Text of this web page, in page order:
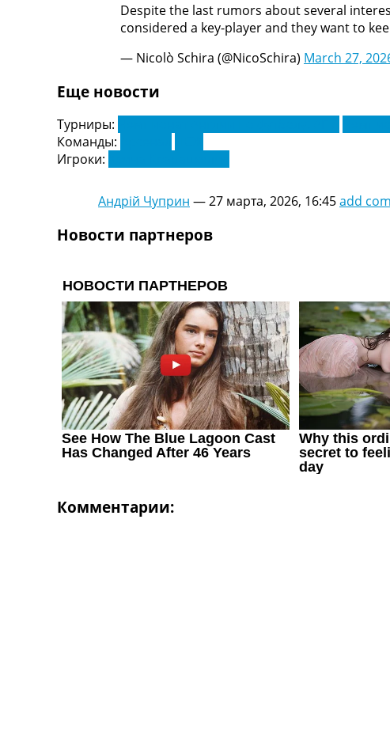
Англия. Премьер Лига
Испания. Ла Лига
Другие Турниры >>>
Таблицы
Таблицы групп Чемпионата Мира
Украина. Премьер-Лига
Украина. Первая Лига
Лига Чемпионов. Таблицы групп
Англия. Премьер-Лига
Испания. Ла Лига
Рейтинги
Рейтинг клубов УЕФА
ТВ программа
Despite the last rumors about several
considered a key-player and they want to
— Nicolò Schira (@NicoSchira) March 27,
Еще новости
Турниры:
Команды:
Игроки:
Андрій Чуприн —27 марта, 2026, 16:45add
Новости партнеров
Комментарии: